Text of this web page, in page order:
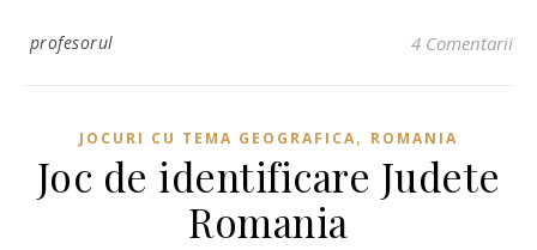
profesorul 4 Comentarii
JOCURI CU TEMA GEOGRAFICA, ROMANIA
Joc de identificare Judete
Romania